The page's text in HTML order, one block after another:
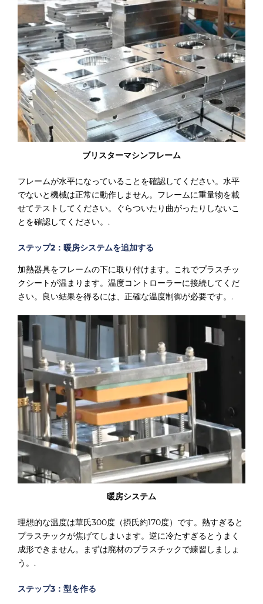
ブリスターマシンフレーム
フレームが水平になっていることを確認してください。水平
でないと機械は正常に動作しません。フレームに重量物を載
せてテストしてください。ぐらついたり曲がったりしないこ
とを確認してください。.
ステップ2：暖房システムを追加する
加熱器具をフレームの下に取り付けます。これでプラスチッ
クシートが温まります。温度コントローラーに接続してくだ
さい。良い結果を得るには、正確な温度制御が必要です。.
暖房システム
理想的な温度は華氏300度（摂氏約170度）です。熱すぎると
プラスチックが焦げてしまいます。逆に冷たすぎるとうまく
成形できません。まずは廃材のプラスチックで練習しましょ
う。.
ステップ3：型を作る